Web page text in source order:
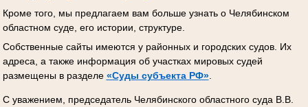
Кроме того, мы предлагаем вам больше узнать о Челябинском
областном суде, его истории, структуре.
Собственные сайты имеются у районных и городских судов. Их
адреса, а также информация об участках мировых судей
размещены в разделе «Суды субъекта РФ».
С уважением, председатель Челябинского областного суда В.В.